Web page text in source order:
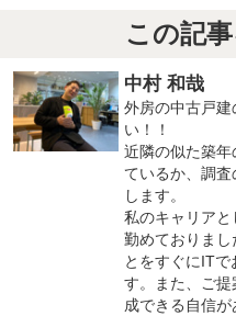
この記
中村 和哉
外房の中古戸建
い！！
近隣の似た築
ているか、調
します。
私のキャリア
勤めておりま
とをすぐにIT
す。また、ご
成できる自信